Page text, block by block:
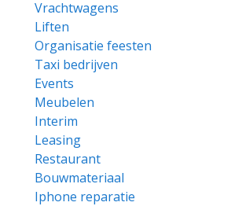
Vrachtwagens
Liften
Organisatie feesten
Taxi bedrijven
Events
Meubelen
Interim
Leasing
Restaurant
Bouwmateriaal
Iphone reparatie